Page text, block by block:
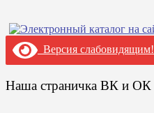
Версия слабовидящим!
Наша страничка ВК и ОК